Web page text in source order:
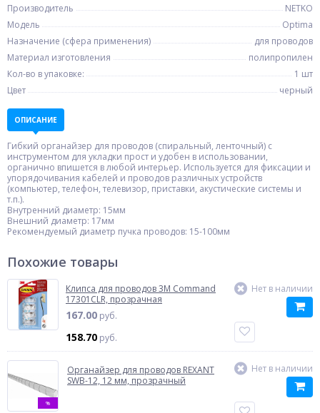
Производитель
NETKO
Модель
Optima
Назначение (сфера применения)
для проводов
Материал изготовления
полипропилен
Кол-во в упаковке:
1 шт
Цвет
черный
ОПИСАНИЕ
Гибкий органайзер для проводов (спиральный, ленточный) с
инструментом для укладки прост и удобен в использовании,
органично впишется в любой интерьер. Используется для фиксации и
упорядочивания кабелей и проводов различных устройств
(компьютер, телефон, телевизор, приставки, акустические системы и
т.п.).
Внутренний диаметр: 15мм
Внешний диаметр: 17мм
Рекомендуемый диаметр пучка проводов: 15-100мм
Похожие товары
Клипса для проводов 3M Command
17301CLR, прозрачная
167.00 руб.
158.70 руб.
Нет в наличии
%
Органайзер для проводов REXANT
SWB-12, 12 мм, прозрачный
Нет в наличии